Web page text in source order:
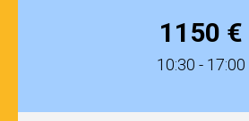
1150 €
10:30 - 17:00